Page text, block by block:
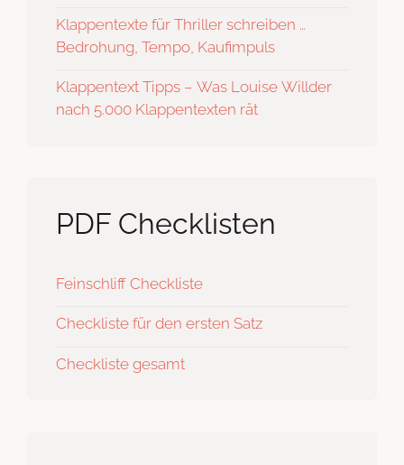
Klappentexte für Thriller schreiben …
Bedrohung, Tempo, Kaufimpuls
Klappentext Tipps – Was Louise Willder
nach 5.000 Klappentexten rät
PDF Checklisten
Feinschliff Checkliste
Checkliste für den ersten Satz
Checkliste gesamt